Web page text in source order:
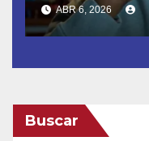
ABR 6, 2026
Buscar